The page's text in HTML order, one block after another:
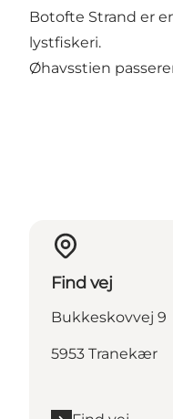
Botofte Strand er
lystfiskeri.
Øhavsstien
Find vej
Bukkeskovvej 9
5953 Tranekær